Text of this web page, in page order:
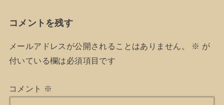
コメントを残す
メールアドレスが公開されることはありません。 ※ が
付いている欄は必須項目です
コメント ※